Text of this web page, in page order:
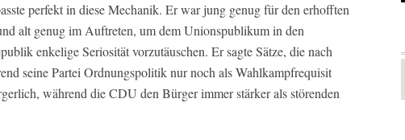
perfekt in diese Mechanik. Er war jung genug für den erhofften
alt genug im Auftreten, um dem Unionspublikum in den
enkelige Seriosität vorzutäuschen. Er sagte Sätze, die nach
seine Partei Ordnungspolitik nur noch als Wahlkampfrequisit
während die CDU den Bürger immer stärker als störenden